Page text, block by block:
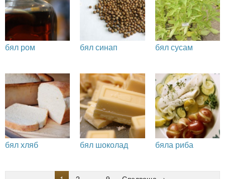
бял ром бял синап бял сусам
бял хляб бял шоколад бяла риба